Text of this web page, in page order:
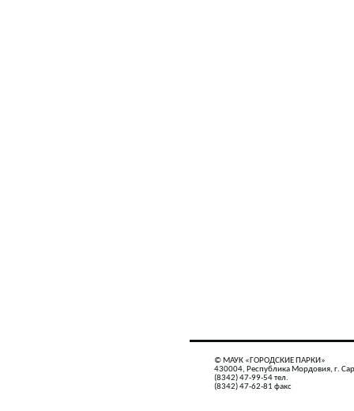
© МАУК «ГОРОДСКИЕ ПАРКИ»
430004, Республика Мордовия, г.
(8342) 47-99-54 тел.
(8342) 47-62-81 факс